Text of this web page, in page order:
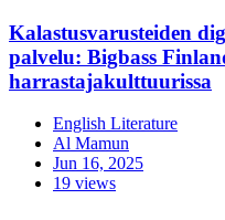
Kalastusvarusteiden
palvelu: Bigbass
harrastajakulttuurissa
English Literature
Al Mamun
Jun 16, 2025
19 views